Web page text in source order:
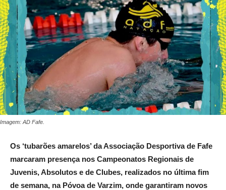
Imagem: AD Fafe.
Os ‘tubarões amarelos’ da Associação Desportiva de Fafe
marcaram presença nos Campeonatos Regionais de
Juvenis, Absolutos e de Clubes, realizados no última fim
de semana, na Póvoa de Varzim, onde garantiram novos